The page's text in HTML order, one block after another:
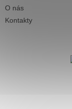
O nás
Kontakty